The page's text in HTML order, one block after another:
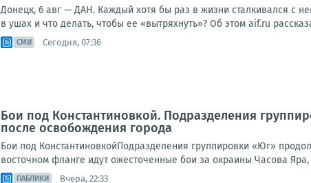
Донецк, 6 авг — ДАН. Каждый хотя бы раз в жизни сталкивался с
в ушах и что делать, чтобы ее «вытряхнуть»? Об этом aif.ru
СМИ Сегодня, 07:36
Бои под Константиновкой. Подразделения
после освобождения города
Бои под КонстантиновкойПодразделения группировки «Юг»
восточном фланге идут ожесточенные бои за окраины Часова
ПАБЛИКИ Вчера, 22:33